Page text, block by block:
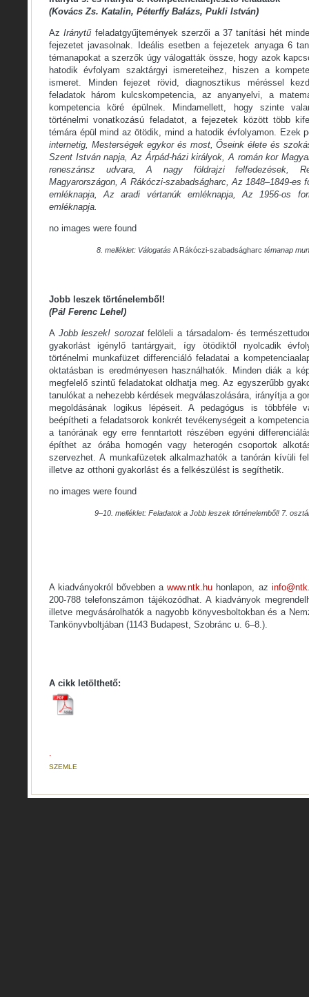
(Kovács Zs. Katalin, Péterffy Balázs, Pukli István)
AzIránytűfeladatgyűjtemények szerzői a 37 tanítási hét
fejezetet javasolnak. Ideális esetben a fejezetek anyaga 6
témanapokat a szerzők úgy válogatták össze, hogy azok
hatodik évfolyam szaktárgyi ismereteihez, hiszen a
ismeret. Minden fejezet rövid, diagnosztikus méréssel
feladatok három kulcskompetencia, az anyanyelvi, a
kompetencia köré épülnek. Mindamellett, hogy szinte
történelmi vonatkozású feladatot, a fejezetek között több
témára épül mind az ötödik, mind a hatodik évfolyamon. Ezek
internetig, Mesterségek egykor és most, Őseink élete és
Szent István napja, Az Árpád-házi királyok, A román kor
reneszánsz udvara, A nagy földrajzi felfedezések,
Magyarországon, A Rákóczi-szabadságharc, Az 1848–1849-es
emléknapja, Az aradi vértanúk emléknapja, Az 1956-os
emléknapja.
no images were found
8. melléklet: Válogatás A Rákóczi-szabadságharc témanap
Jobb leszek történelemből!
(Pál Ferenc Lehel)
A Jobb leszek! sorozatfelöleli a társadalom- és
gyakorlást igénylő tantárgyait, így ötödiktől nyolcadik
történelmi munkafüzet differenciáló feladatai a
oktatásban is eredményesen használhatók. Minden diák a
megfelelő szintű feladatokat oldhatja meg. Az egyszerűbb
tanulókat a nehezebb kérdések megválaszolására, irányítja a
megoldásának logikus lépéseit. A pedagógus is többféle
beépítheti a feladatsorok konkrét tevékenységeit a
a tanórának egy erre fenntartott részében egyéni
építhet az órába homogén vagy heterogén csoportok
szervezhet. A munkafüzetek alkalmazhatók a tanórán kívüli
illetve az otthoni gyakorlást és a felkészülést is segíthetik.
no images were found
9–10. melléklet: Feladatok a Jobb leszek történelemből! 7.
A kiadványokról bővebben awww.ntk.hu honlapon, az
200-788 telefonszámon tájékozódhat. A kiadványok
illetve megvásárolhatók a nagyobb könyvesboltokban és a
Tankönyvboltjában (1143 Budapest, Szobránc u. 6–8.).
A cikk letölthető:
SZEMLE